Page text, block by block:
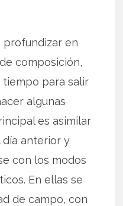
profundizar en
composición,
para salir
algunas
es asimilar
anterior y
con los modos
En ellas se
de campo, con